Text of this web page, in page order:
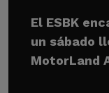
El ESBK
un sábado
MotorLand